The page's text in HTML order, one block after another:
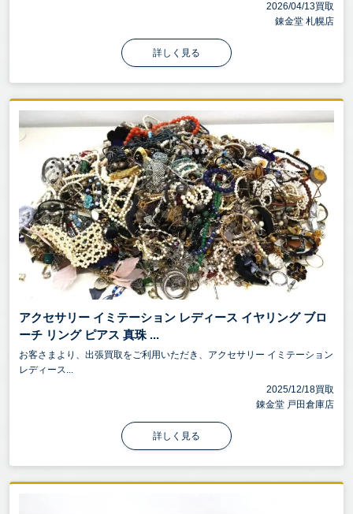
2026/04/13買取
錬金堂 札幌店
詳しく見る
アクセサリー イミテーション レディース イヤリング ブロ
ーチ リング ピアス 真珠 ...
お客さまより、出張買取をご利用いただき、アクセサリー イミテーション
レディース...
2025/12/18買取
錬金堂 戸田倉庫店
詳しく見る